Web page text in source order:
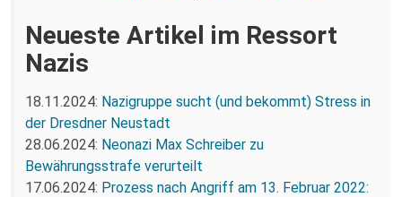
Neueste Artikel im Ressort
Nazis
18.11.2024: Nazigruppe sucht (und bekommt) Stress in
der Dresdner Neustadt
28.06.2024: Neonazi Max Schreiber zu
Bewährungsstrafe verurteilt
17.06.2024: Prozess nach Angriff am 13. Februar 2022: